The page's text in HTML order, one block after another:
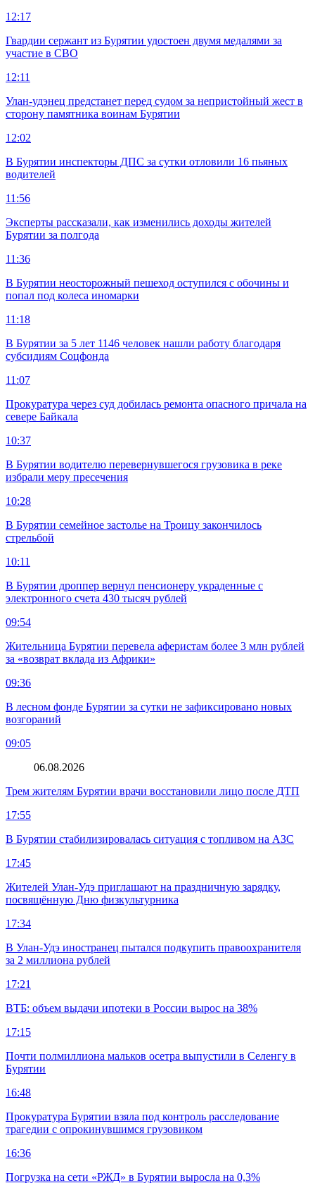
12:17
Гвардии сержант из Бурятии удостоен двумя медалями за
участие в СВО
12:11
Улан-удэнец предстанет перед судом за непристойный жест в
сторону памятника воинам Бурятии
12:02
В Бурятии инспекторы ДПС за сутки отловили 16 пьяных
водителей
11:56
Эксперты рассказали, как изменились доходы жителей
Бурятии за полгода
11:36
В Бурятии неосторожный пешеход оступился с обочины и
попал под колеса иномарки
11:18
В Бурятии за 5 лет 1146 человек нашли работу благодаря
субсидиям Соцфонда
11:07
Прокуратура через суд добилась ремонта опасного причала на
севере Байкала
10:37
В Бурятии водителю перевернувшегося грузовика в реке
избрали меру пресечения
10:28
В Бурятии семейное застолье на Троицу закончилось
стрельбой
10:11
В Бурятии дроппер вернул пенсионеру украденные с
электронного счета 430 тысяч рублей
09:54
Жительница Бурятии перевела аферистам более 3 млн рублей
за «возврат вклада из Африки»
09:36
В лесном фонде Бурятии за сутки не зафиксировано новых
возгораний
09:05
06.08.2026
Трем жителям Бурятии врачи восстановили лицо после ДТП
17:55
В Бурятии стабилизировалась ситуация с топливом на АЗС
17:45
Жителей Улан-Удэ приглашают на праздничную зарядку,
посвящённую Дню физкультурника
17:34
В Улан-Удэ иностранец пытался подкупить правоохранителя
за 2 миллиона рублей
17:21
ВТБ: объем выдачи ипотеки в России вырос на 38%
17:15
Почти полмиллиона мальков осетра выпустили в Селенгу в
Бурятии
16:48
Прокуратура Бурятии взяла под контроль расследование
трагедии с опрокинувшимся грузовиком
16:36
Погрузка на сети «РЖД» в Бурятии выросла на 0,3%